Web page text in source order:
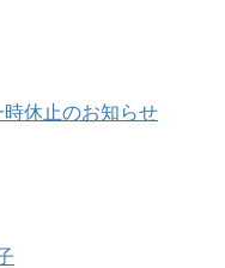
休止のお知らせ